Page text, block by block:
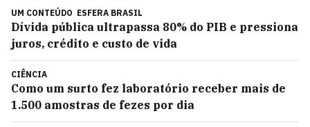
UM CONTEÚDO ESFERA BRASIL
Dívida pública ultrapassa 80% do PIB e pressiona
juros, crédito e custo de vida
CIÊNCIA
Como um surto fez laboratório receber mais de
1.500 amostras de fezes por dia